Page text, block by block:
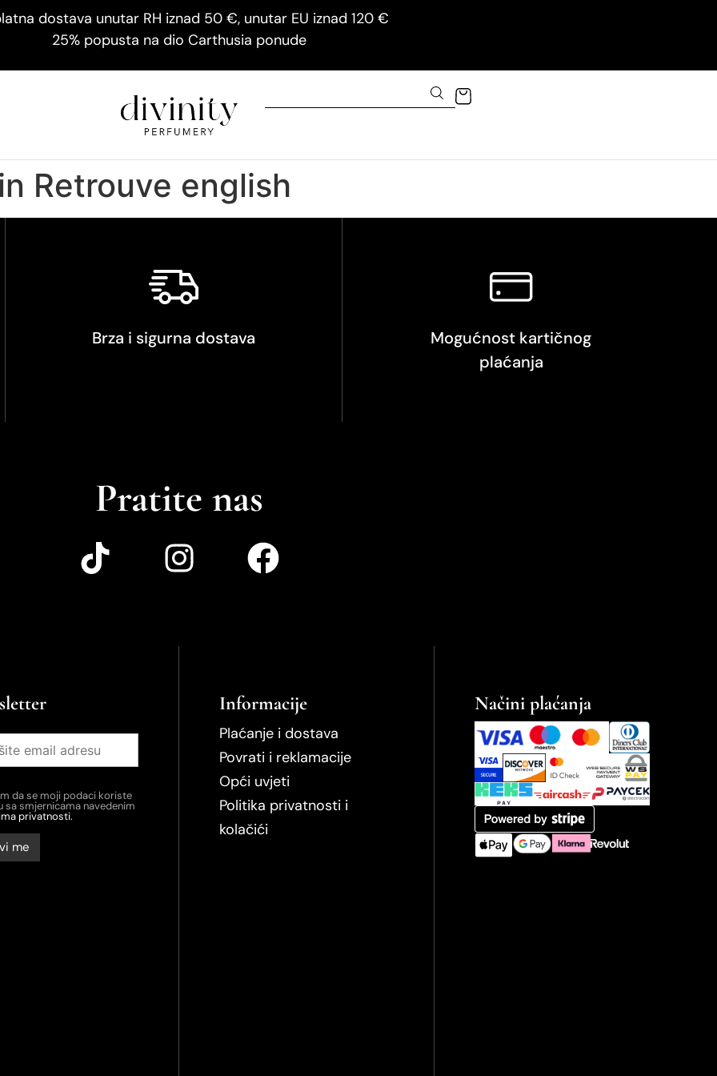
dostava unutar RH iznad 50 €, unutar EU iznad 120 €
25% popusta na dio Carthusia ponude
Retrouve english
Brza i sigurna dostava
Mogućnost kartičnog
plaćanja
Pratite nas
da se moji podaci koriste
sa smjernicama navedenim
privatnosti.
Informacije
Plaćanje i dostava
Povrati i reklamacije
Opći uvjeti
Politika privatnosti i
kolačići
Načini plaćanja